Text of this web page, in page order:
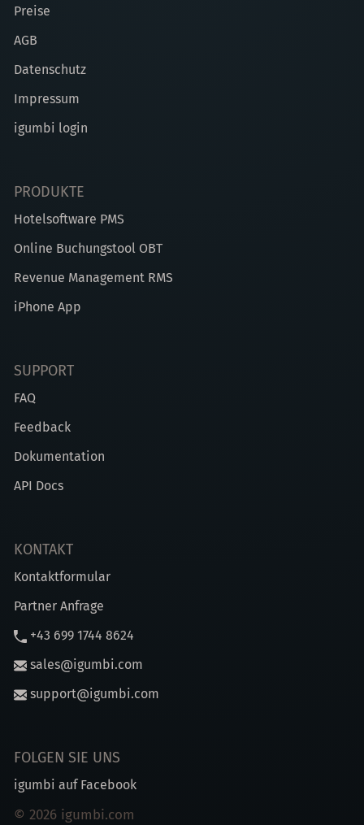
Preise
AGB
Datenschutz
Impressum
igumbi login
PRODUKTE
Hotelsoftware PMS
Online Buchungstool OBT
Revenue Management RMS
iPhone App
SUPPORT
FAQ
Feedback
Dokumentation
API Docs
KONTAKT
Kontaktformular
Partner Anfrage
+43 699 1744 8624
sales@igumbi.com
support@igumbi.com
FOLGEN SIE UNS
igumbi auf Facebook
© 2026 igumbi.com